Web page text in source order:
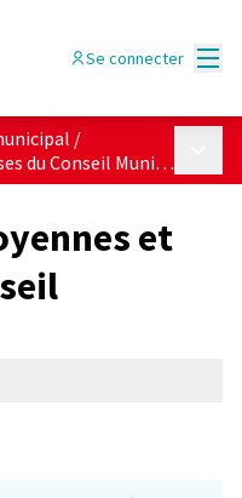
Se connecter
/
Conseil Municipal
et